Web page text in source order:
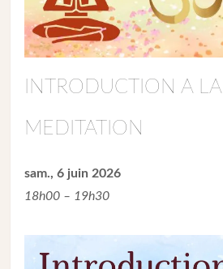
INTRODUCTION A LA
MEDITATION
sam., 6 juin 2026
18h00 – 19h30